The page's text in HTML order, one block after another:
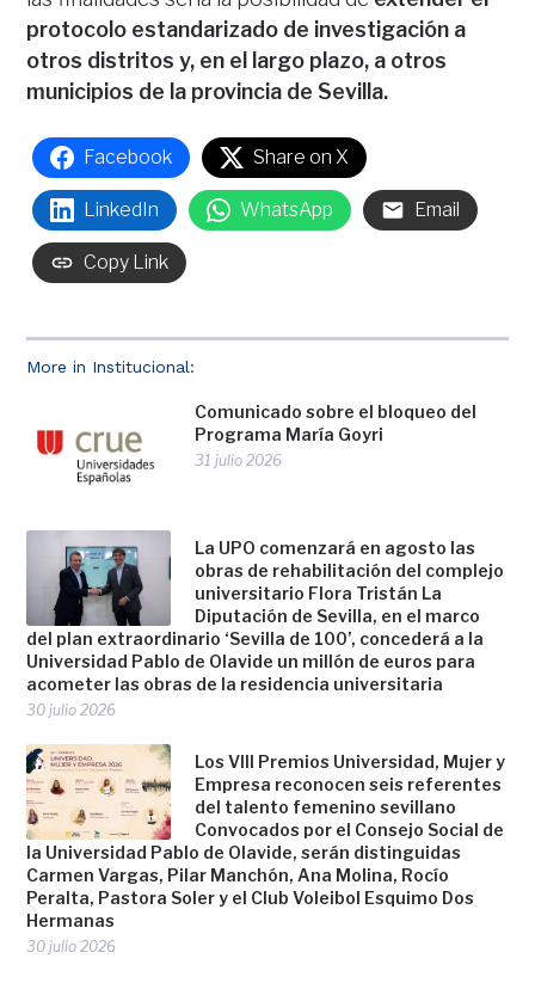
More in Institucional:
Comunicado sobre el bloqueo del
Programa María Goyri
31 julio 2026
La UPO comenzará en agosto las
obras de rehabilitación del complejo
universitario Flora Tristán La
Diputación de Sevilla, en el marco
del plan extraordinario ‘Sevilla de 100’, concederá a la
Universidad Pablo de Olavide un millón de euros para
acometer las obras de la residencia universitaria
30 julio 2026
Los VIII Premios Universidad, Mujer y
Empresa reconocen seis referentes
del talento femenino sevillano
Convocados por el Consejo Social de
la Universidad Pablo de Olavide, serán distinguidas
Carmen Vargas, Pilar Manchón, Ana Molina, Rocío
Peralta, Pastora Soler y el Club Voleibol Esquimo Dos
Hermanas
30 julio 2026
protocolo estandarizado de investigación a
otros distritos y, en el largo plazo, a otros
municipios de la provincia de Sevilla.
Facebook Share on X
LinkedIn WhatsApp Email
Copy Link